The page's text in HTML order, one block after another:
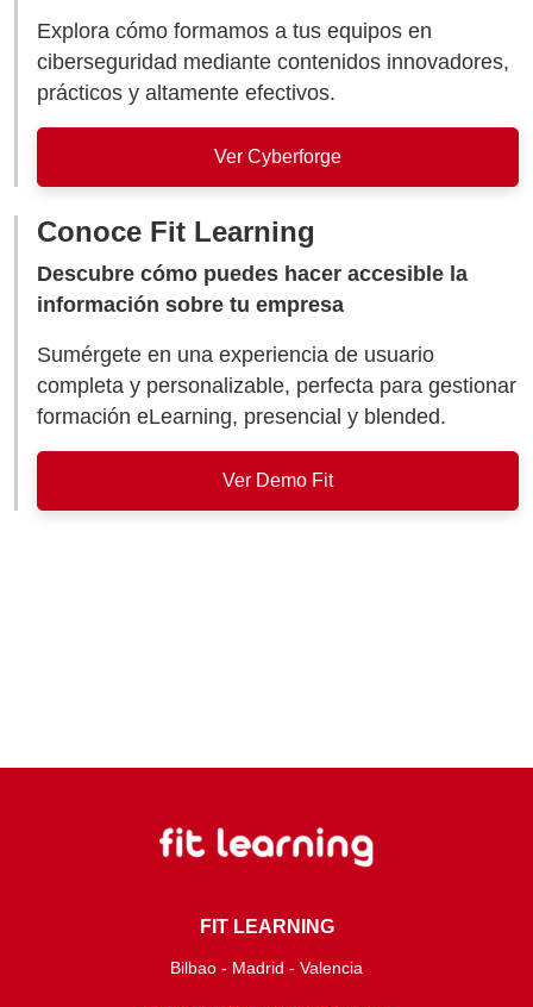
Explora cómo formamos a tus equipos en
ciberseguridad mediante contenidos innovadores,
prácticos y altamente efectivos.
Ver Cyberforge
Conoce Fit Learning
Descubre cómo puedes hacer accesible la
información sobre tu empresa
Sumérgete en una experiencia de usuario
completa y personalizable, perfecta para gestionar
formación eLearning, presencial y blended.
Ver Demo Fit
FIT LEARNING
Bilbao - Madrid - Valencia